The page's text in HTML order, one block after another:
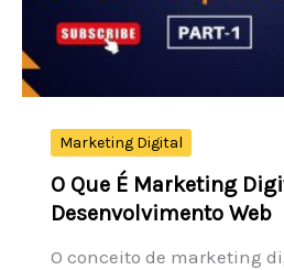
Marketing Digital
O Que É Marketing
Desenvolvimento Web
O conceito de marketing